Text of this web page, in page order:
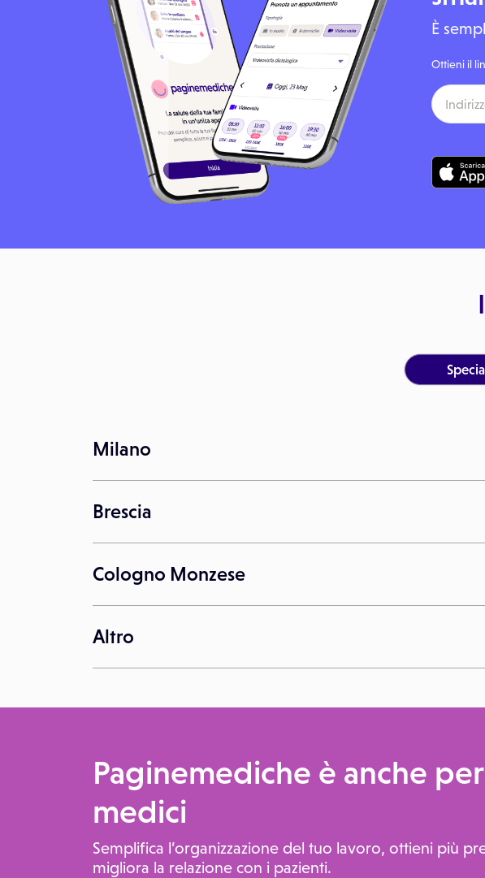
È
Ottieni il
Milano
Brescia
Cologno Monzese
Altro
Paginemediche è anche
medici
Semplifica l’organizzazione del tuo lavoro, ottieni più
migliora la relazione con i pazienti.